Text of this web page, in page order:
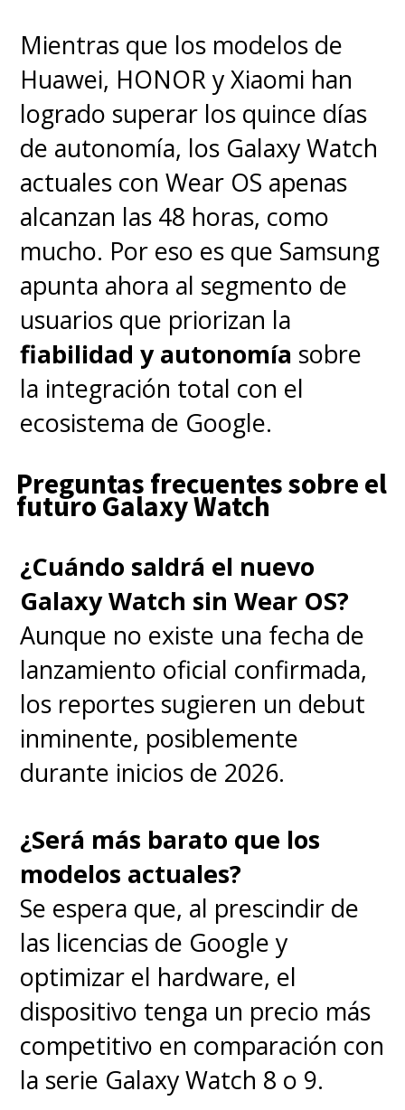
Mientras que los modelos de
Huawei, HONOR y Xiaomi han
logrado superar los quince días
de autonomía, los Galaxy Watch
actuales con Wear OS apenas
alcanzan las 48 horas, como
mucho. Por eso es que Samsung
apunta ahora al segmento de
usuarios que priorizan la
fiabilidad y autonomía sobre
la integración total con el
ecosistema de Google.
Preguntas frecuentes sobre el
futuro Galaxy Watch
¿Cuándo saldrá el nuevo
Galaxy Watch sin Wear OS?
Aunque no existe una fecha de
lanzamiento oficial confirmada,
los reportes sugieren un debut
inminente, posiblemente
durante inicios de 2026.
¿Será más barato que los
modelos actuales?
Se espera que, al prescindir de
las licencias de Google y
optimizar el hardware, el
dispositivo tenga un precio más
competitivo en comparación con
la serie Galaxy Watch 8 o 9.